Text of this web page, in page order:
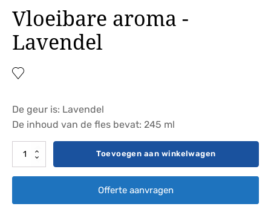
Vloeibare aroma -
Lavendel
De geur is: Lavendel
De inhoud van de fles bevat: 245 ml
Vloeibare
aroma
Toevoegen aan winkelwagen
Offerte aanvragen